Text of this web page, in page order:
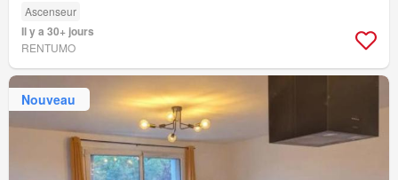
Ascenseur
Il y a 30+ jours
RENTUMO
Nouveau